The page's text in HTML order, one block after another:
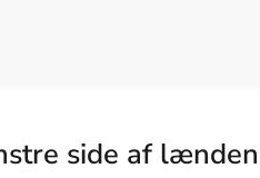
side af lænden